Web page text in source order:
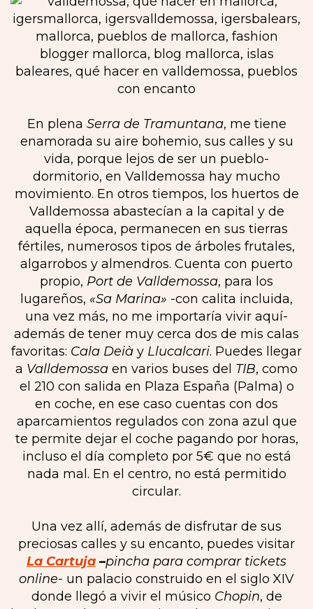
En plena Serra de Tramuntana, me tiene
enamorada su aire bohemio, sus calles y su
vida, porque lejos de ser un pueblo-
dormitorio, en Valldemossa hay mucho
movimiento. En otros tiempos, los huertos de
Valldemossa abastecían a la capital y de
aquella época, permanecen en sus tierras
fértiles, numerosos tipos de árboles frutales,
algarrobos y almendros. Cuenta con puerto
propio, Port de Valldemossa, para los
lugareños, «Sa Marina» -con calita incluida,
una vez más, no me importaría vivir aquí-
además de tener muy cerca dos de mis calas
favoritas: Cala Deià y Llucalcari. Puedes llegar
a Valldemossa en varios buses del TIB, como
el 210 con salida en Plaza España (Palma) o
en coche, en ese caso cuentas con dos
aparcamientos regulados con zona azul que
te permite dejar el coche pagando por horas,
incluso el día completo por 5€ que no está
nada mal. En el centro, no está permitido
circular.
Una vez allí, además de disfrutar de sus
preciosas calles y su encanto, puedes visitar
La Cartuja –pincha para comprar tickets
online- un palacio construido en el siglo XIV
donde llegó a vivir el músico Chopin, de